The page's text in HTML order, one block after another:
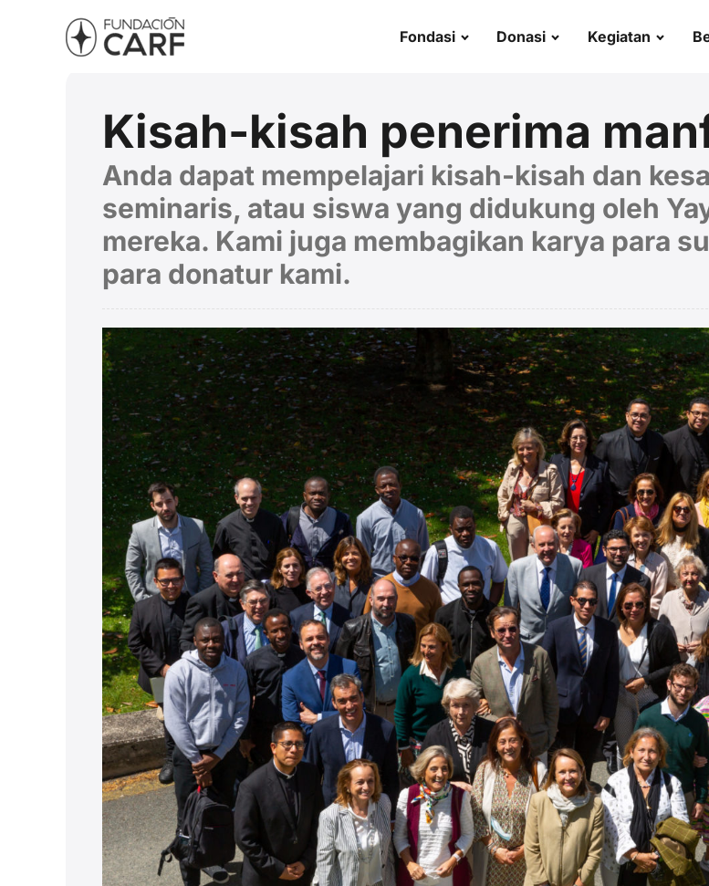
Fondasi Donasi Kegiatan
Kisah-kisah penerima
Anda dapat mempelajari kisah-kisah dan
seminaris, atau siswa yang didukung oleh
mereka. Kami juga membagikan karya para
para donatur kami.